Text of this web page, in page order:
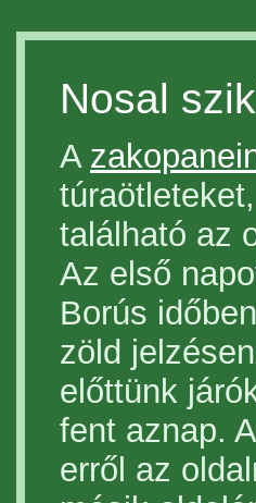
Nosal
A
található az
Az első
Borús
zöld
előttünk
fent aznap.
erről az